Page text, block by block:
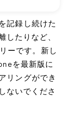
記録し続けた
したりなど、
ーです。新し
を最新版に
リングができ
ないでくださ